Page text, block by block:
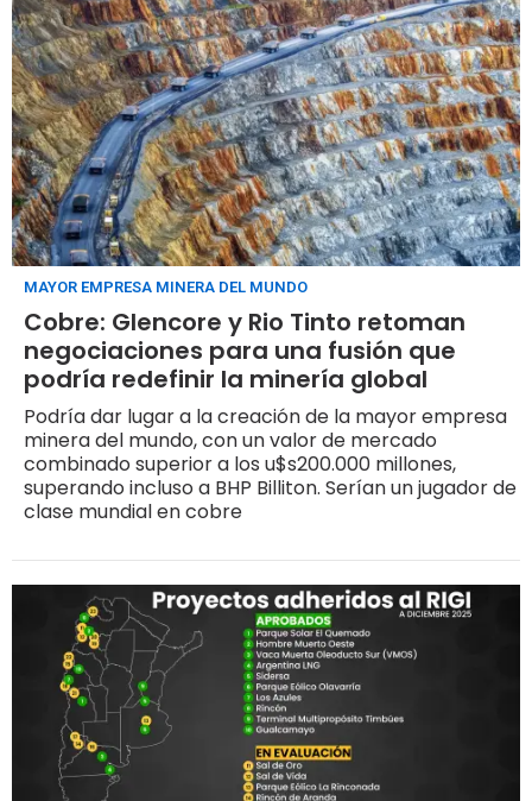
MAYOR EMPRESA MINERA DEL MUNDO
Cobre: Glencore y Rio Tinto retoman
negociaciones para una fusión que
podría redefinir la minería global
Podría dar lugar a la creación de la mayor empresa
minera del mundo, con un valor de mercado
combinado superior a los u$s200.000 millones,
superando incluso a BHP Billiton. Serían un jugador de
clase mundial en cobre